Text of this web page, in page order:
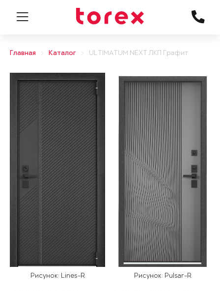
Главная Каталог ULTIMATUM NEXT ЛКП Графит
Рисунок: Lines-R Рисунок: Pulsar-R